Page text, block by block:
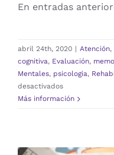
En entradas
abril 24th, 2020 | Atención,
cognitiva, Evaluación,
Mentales, psicologia,
desactivadosen
ESTRATEGIAS
RECORDAR
Más información